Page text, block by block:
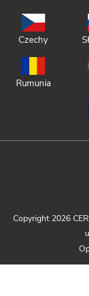
Czechy
Rumunia
Copyright 2026